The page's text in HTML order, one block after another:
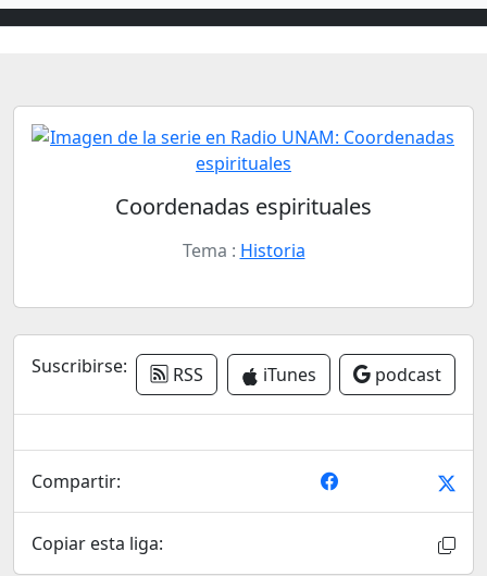
Coordenadas espirituales
Tema : Historia
Suscribirse: RSS iTunes podcast
Compartir:
Copiar esta liga: